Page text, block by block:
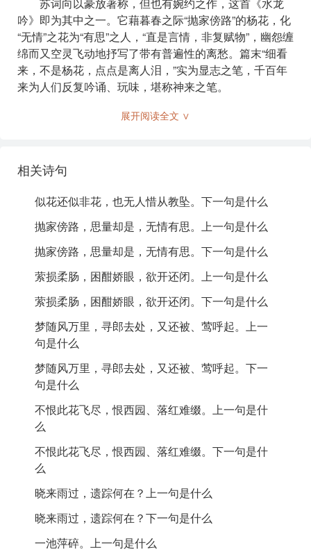
花飞尽，只恨西园的落红难以再缀。清晨雨过，留下的
痕迹在哪里呢？一池的浮萍已碎。春天的色彩三分，二
分是尘土，一分是流水。细看之下，不是杨花，点点是
离人的泪水。
注释:
：抛弃家庭，走在路边，表现出一种孤独和
无奈。
遗踪何在：留下的痕迹在哪里，体现对往事的追忆。
诗词背景:
作者介绍：苏轼，字子瞻，号东坡居士，宋代著名的诗
人、词人、书法家及政治家，以其豪放大气的词风著
创作背景
：此词是在苏轼遭遇政治失意后创作的，表达
托了对人生无常的感受。
《水龙吟·次韵章质夫杨花词》结合了细腻的情感与丰富
的意象，展示了苏轼对离别的深切思考。词开头以“似花
吟》即为其中之一。它藉暮春之际“抛家傍路”的杨花，化
“无情”之花为“有思”之人，“直是言情，非复赋物”，幽怨缠
绵而又空灵飞动地抒写了带有普遍性的离愁。篇末“细看
来，不是杨花，点点是离人泪，”实为显志之笔，千百年
来为人们反复吟诵、玩味，堪称神来之笔。
上阕首句“似花还似非花”出手不凡，耐人寻味。它既
同开同落，共同装点春光，送走春色；说它“似花”，它色
淡无香，形态细小，隐身枝头，从不为人注目爱怜。
次句承以“也无人惜从教坠”。一个“坠”字，赋杨花之
飘落；一个“惜”字，有浓郁的感情色彩。“无人惜”，是说
天下惜花者虽多，惜杨花者却少。此处用反衬法暗蕴缕
缕怜惜杨花的情意，并为下片雨后觅踪伏笔。
“抛家傍路，思量却是，无情有思”三句承上“坠”字写
杨花离枝坠地、飘落无归情状。不说“离枝”，而言“抛
家”，貌似“无情”，犹如韩愈所谓“杨花榆荚无才思，惟解
漫天作雪飞”（《晚春》），实则“有思”，一似杜甫所称
“落絮游丝亦有情”（《白丝行》）。咏物至此，已见拟人
端倪，亦为下文花人合一张本。
“萦损柔肠，困酣娇眼，欲开还闭”，这三句由杨花写
到柳树，又以柳树喻指思妇、离人，可谓咏物而不滞于
物，匠心独具，想象奇特。以下“梦随”数句化用唐人金昌
绪《春怨》诗意，借杨花之飘舞以写思妇由怀人不至引
发的恼人春梦，咏物生动真切，言情缠绵哀怨，可谓缘
物生情，以情映物，情景交融，轻灵飞动。
下阕开头“不恨此花飞尽，恨西园、落红难缀”，作者
在这里以落红陪衬杨花，曲笔传情地抒发了对于杨花的
怜惜。继之由“晓来雨过”而问询杨花遗踪，进一步烘托出
离人的春恨。“一池萍碎”即是回答“遗踪何在”的问题。
展开阅读全文 ∨
相关诗句
似花还似非花，也无人惜从教坠。下一句是什么
抛家傍路，思量却是，无情有思。上一句是什么
抛家傍路，思量却是，无情有思。下一句是什么
萦损柔肠，困酣娇眼，欲开还闭。上一句是什么
萦损柔肠，困酣娇眼，欲开还闭。下一句是什么
梦随风万里，寻郎去处，又还被、莺呼起。上一
句是什么
梦随风万里，寻郎去处，又还被、莺呼起。下一
句是什么
不恨此花飞尽，恨西园、落红难缀。上一句是什
么
不恨此花飞尽，恨西园、落红难缀。下一句是什
么
晓来雨过，遗踪何在？上一句是什么
晓来雨过，遗踪何在？下一句是什么
一池萍碎。上一句是什么